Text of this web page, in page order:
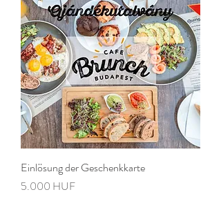
Einlösung der Geschenkkarte
Preis
5.000 HUF